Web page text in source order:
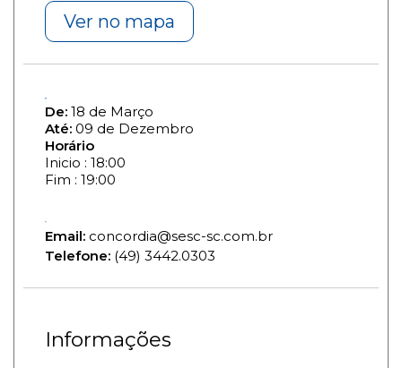
Ver no mapa
De: 18 de Março
Até: 09 de Dezembro
Horário
Inicio : 18:00
Fim : 19:00
Email: concordia@sesc-sc.com.br
Telefone: (49) 3442.0303
Informações